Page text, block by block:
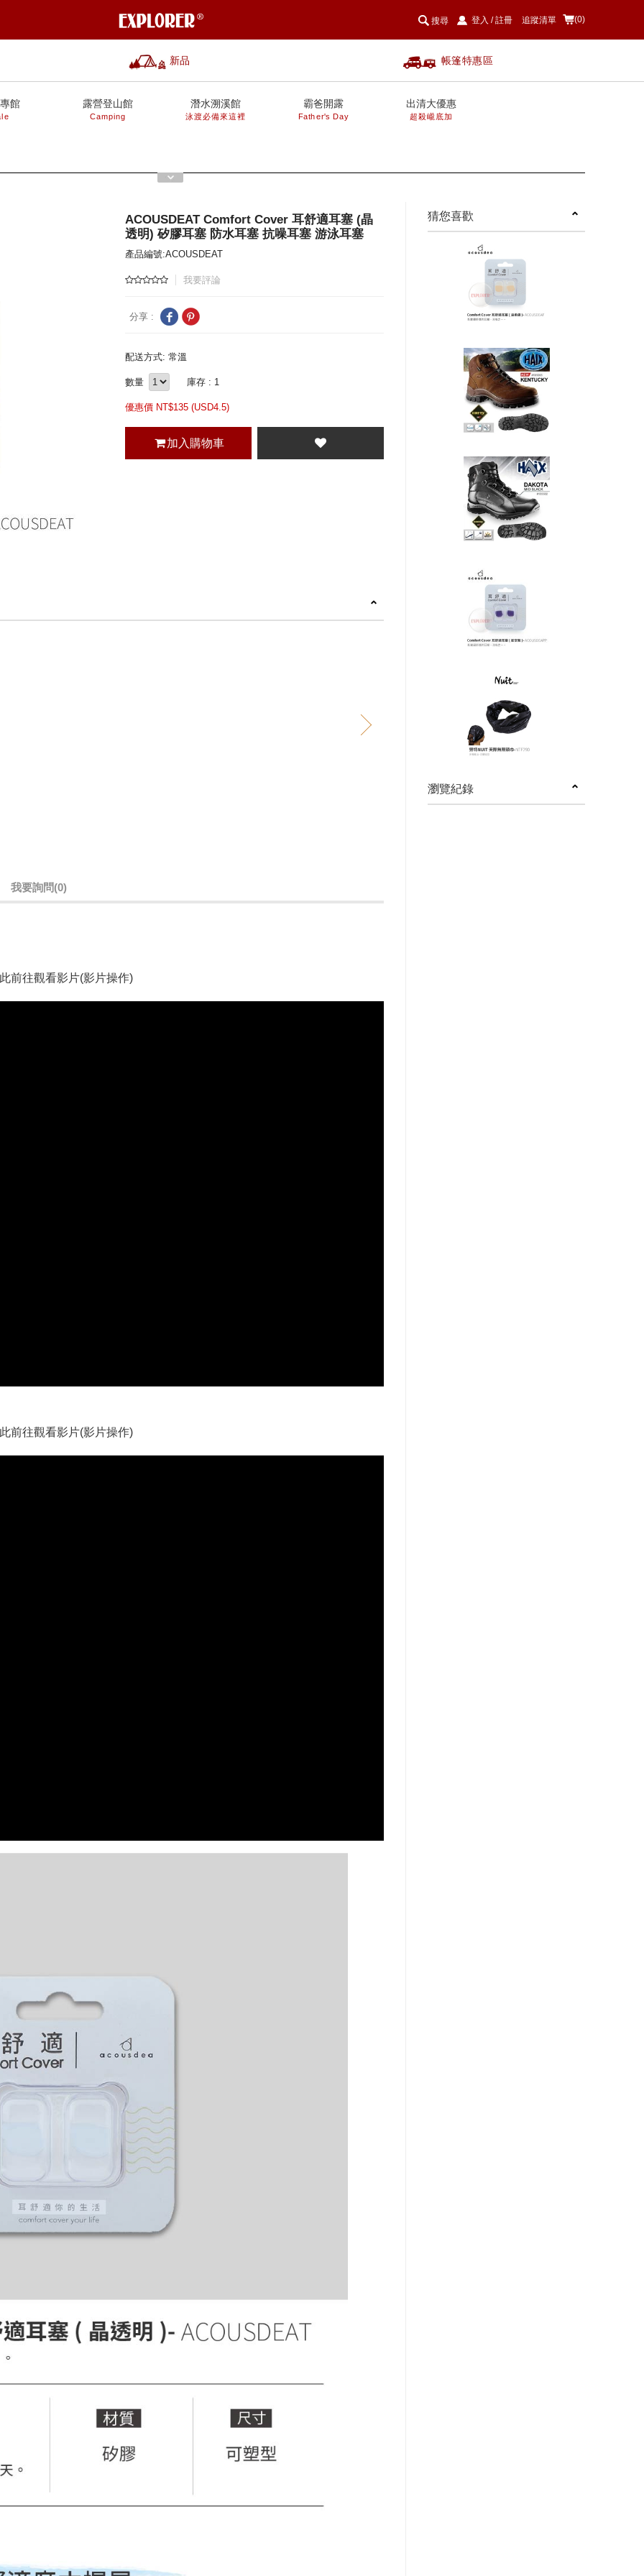
(0)
登入 / 註冊 追蹤清單
新品 帳篷特惠區
搜尋
館 露營登山館
Camping
潛水溯溪館
泳渡必備來這裡
霸爸開露
Father's Day
出清大優惠
超殺巄底加
ACOUSDEAT Comfort Cover 耳舒適耳塞 (晶
透明) 矽膠耳塞 防水耳塞 抗噪耳塞 游泳耳塞
產品編號:ACOUSDEAT
我要評論
分享 :
配送方式: 常溫
數量 庫存 : 1
優惠價 NT$135 (USD4.5)
加入購物車
next
我要詢問(0)
前往觀看影片(影片操作)
前往觀看影片(影片操作)
猜您喜歡
瀏覽紀錄